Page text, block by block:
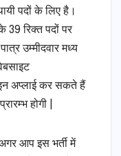
पदों के लिए है।
39 रिक्त पदों पर
उम्मीदवार मध्य
अप्लाई कर सकते हैं
होगी |
आप इस भर्ती में